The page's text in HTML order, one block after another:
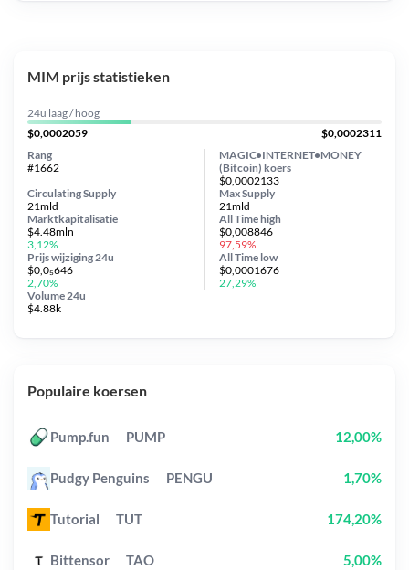
MIM prijs statistieken
24u laag / hoog
$0,0002059
$0,0002311
MAGIC•INTERNET•MONEY
(Bitcoin) koers
$0,0002133
Circulating Supply
21mld
Prijs wijziging 24u
$0,0₅646
2,70%
Max Supply
21mld
Marktkapitalisatie
$4.48mln
3,12%
Volume 24u
$4.88k
Rang
#1662
All Timehigh
$0,008846
97,59%
All Time low
$0,0001676
27,29%
Populaire koersen
Pump.fun PUMP 12,00%
Pudgy Penguins PENGU 1,70%
Tutorial TUT 174,20%
Bittensor TAO 5,00%